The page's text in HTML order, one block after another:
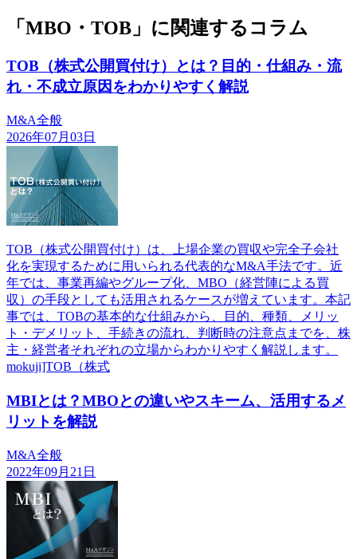
「MBO・TOB」に関連するコラム
TOB（株式公開買付け）とは？目的・仕組み・流
れ・不成立原因をわかりやすく解説
M&A全般
2026年07月03日
TOB（株式公開買付け）は、上場企業の買収や完全子会社
化を実現するために用いられる代表的なM&A手法です。近
年では、事業再編やグループ化、MBO（経営陣による買
収）の手段としても活用されるケースが増えています。本記
事では、TOBの基本的な仕組みから、目的、種類、メリッ
ト・デメリット、手続きの流れ、判断時の注意点までを、株
主・経営者それぞれの立場からわかりやすく解説します。
mokuji]TOB（株式
MBIとは？MBOとの違いやスキーム、活用するメ
リットを解説
M&A全般
2022年09月21日